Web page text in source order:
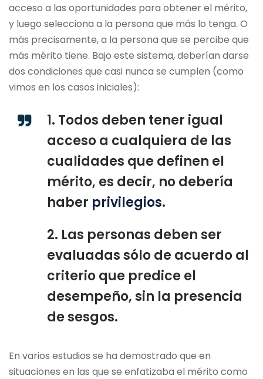
acceso a las oportunidades para obtener el mérito,
y luego selecciona a la persona que más lo tenga. O
más precisamente, a la persona que se percibe que
más mérito tiene. Bajo este sistema, deberían darse
dos condiciones que casi nunca se cumplen (como
vimos en los casos iniciales):
1. Todos deben tener igual
acceso a cualquiera de las
cualidades que definen el
mérito, es decir, no debería
haber privilegios.
2. Las personas deben ser
evaluadas sólo de acuerdo al
criterio que predice el
desempeño, sin la presencia
de sesgos.
En varios estudios se ha demostrado que en
situaciones en las que se enfatizaba el mérito como